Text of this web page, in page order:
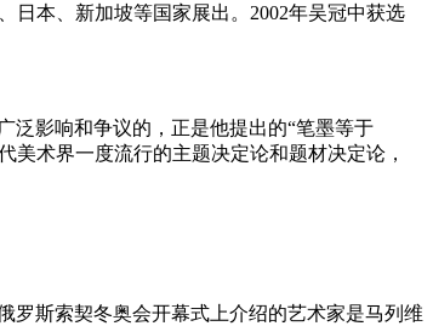
日本、新加坡等国家展出。2002年吴冠中获选
泛影响和争议的，正是他提出的“笔墨等于
美术界一度流行的主题决定论和题材决定论，
罗斯索契冬奥会开幕式上介绍的艺术家是马列维